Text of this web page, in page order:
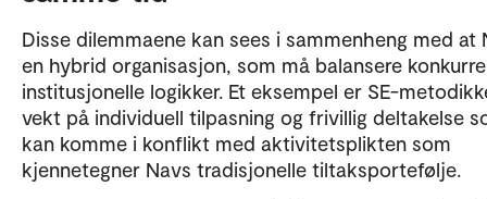
Disse dilemmaene kan sees i sammenheng med at
en hybrid organisasjon, som må balansere
institusjonelle logikker. Et eksempel er SE-
vekt på individuell tilpasning og frivillig deltakelse
kan komme i konflikt med aktivitetsplikten som
kjennetegner Navs tradisjonelle tiltaksportefølje.